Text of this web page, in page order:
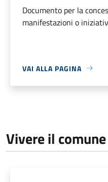
Documento per la
manifestazioni o
VAI ALLA PAGINA
Vivere il